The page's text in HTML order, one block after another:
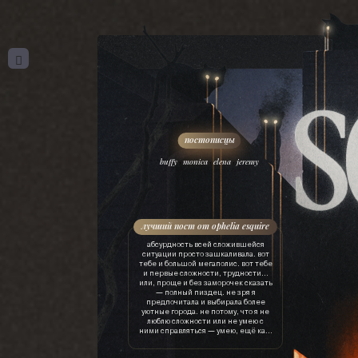
лучший пост от ophelia esquire
абсурдность всей сложившейся
ситуации просто зашкаливала. вот
тебе и большой мегаполис. вот тебе
и первые сложности, трудности…
или, проще и без заморочек сказать
— полный пиздец. не зря я
предпочитала и выбирала более
уютные города. не потому, что я не
люблю сложности или не умею с
ними справляться — умею, ещё как.
драгоценного времени, нервов, сил,
buffy ,monica,elena , jeremy